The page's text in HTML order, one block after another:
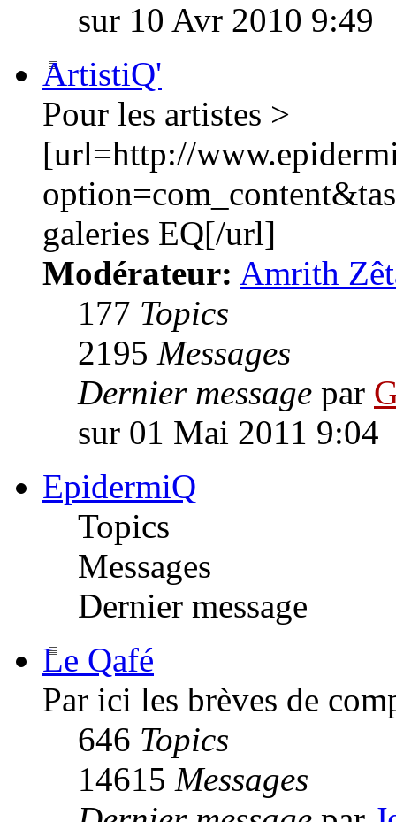
sur 10 Avr 2010 9:49
ArtistiQ'
Pour les artistes >
[url=http://
galeries EQ[/url]
Modérateur: Amrith
177 Topics
2195 Messages
Dernier message par
sur 01 Mai 2011 9:04
EpidermiQ
Topics
Messages
Dernier message
Le Qafé
Par ici les brèves de
646 Topics
14615 Messages